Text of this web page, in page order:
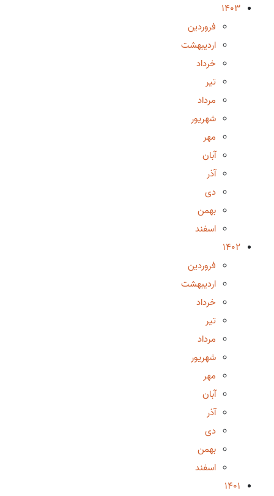
1403
فروردین
اردیبهشت
خرداد
تیر
مرداد
شهریور
مهر
آبان
آذر
دی
بهمن
اسفند
1402
فروردین
اردیبهشت
خرداد
تیر
مرداد
شهریور
مهر
آبان
آذر
دی
بهمن
اسفند
1401